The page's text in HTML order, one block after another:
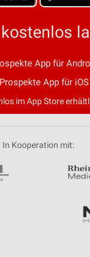
App für
Prospekte App für iOS
im App Store
In Kooperation mit: